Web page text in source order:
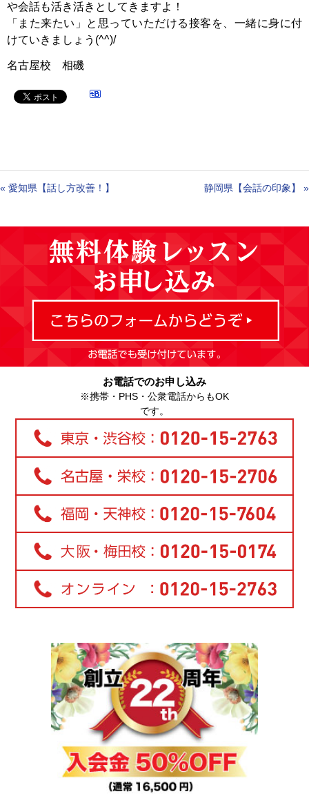
や会話も活き活きとしてきますよ！
「また来たい」と思っていただける接客を、一緒に身に付
けていきましょう(^^)/
名古屋校 相磯
« 愛知県【話し方改善！】 静岡県【会話の印象】 »
お電話でのお申し込み
※携帯・PHS・公衆電話からもOK
です。